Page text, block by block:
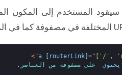
المستخدم إلى المكون
a routerLink ]="['/',
>
يحتوي على مصفوفة من العناصر .